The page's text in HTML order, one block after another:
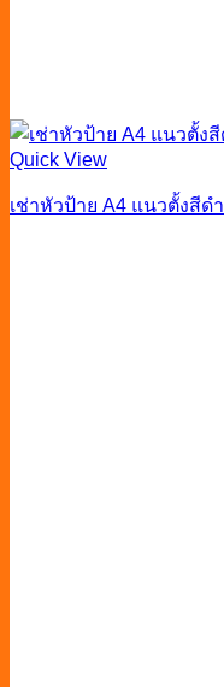
Quick View
เช่าหัวป้าย A4 แนวตั้งสีดำ